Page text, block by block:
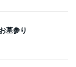
墓参り